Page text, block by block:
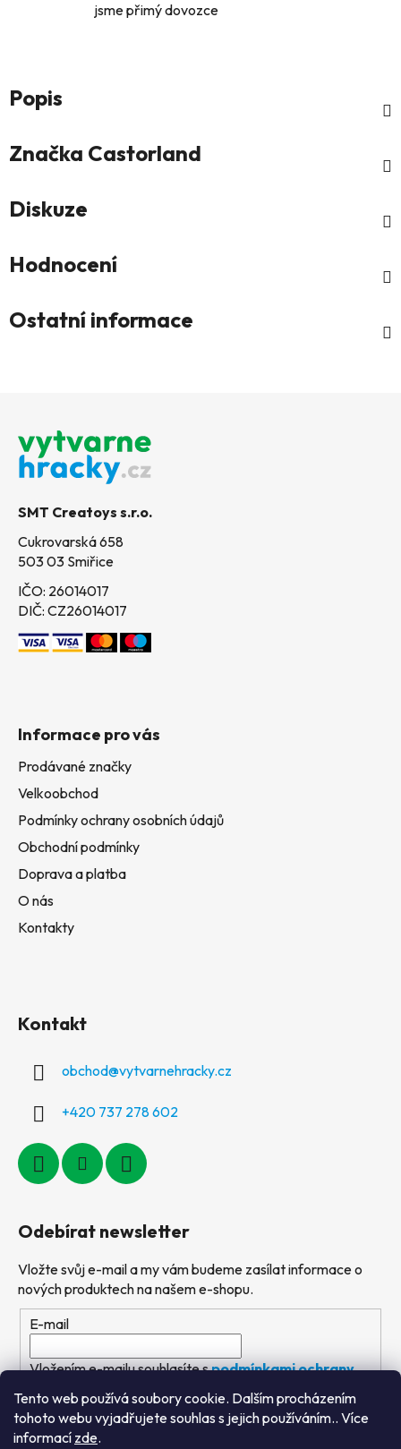
Tento web používá soubory cookie. Dalším procházením
tohoto webu vyjadřujete souhlas s jejich používáním.. Více
informací zde.
jsme přimý dovozce
Popis
Značka Castorland
Diskuze
Hodnocení
Ostatní informace
SMT Creatoys s.r.o.
Cukrovarská 658
503 03 Smiřice
IČO: 26014017
DIČ: CZ26014017
Informace pro vás
Prodávané značky
Velkoobchod
Podmínky ochrany osobních údajů
Obchodní podmínky
Doprava a platba
O nás
Kontakty
Kontakt
obchod@vytvarnehracky.cz
+420 737 278 602
Odebírat newsletter
Vložte svůj e-mail a my vám budeme zasílat informace o
nových produktech na našem e-shopu.
E-mail
Vložením e-mailu souhlasíte spodmínkami ochrany
osobních údajů
PŘIHLÁSIT SE